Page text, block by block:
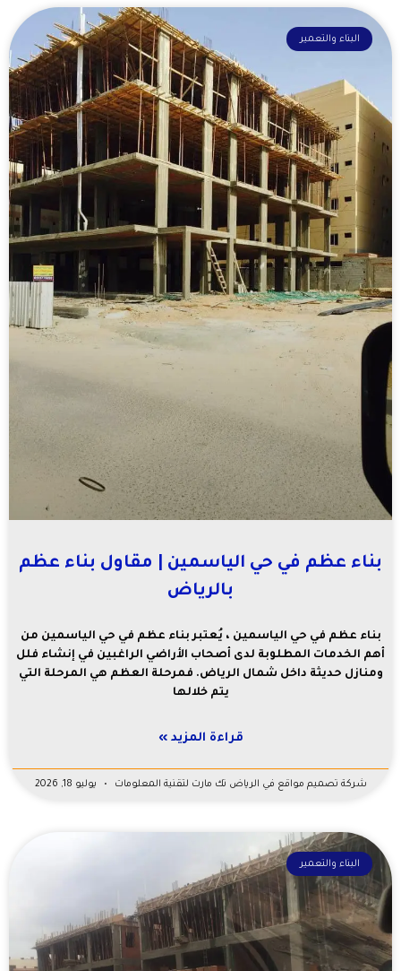
البناء والتعمير
بناء عظم في حي الياسمين | مقاول بناء عظم
بالرياض
بناء عظم في حي الياسمين ، يُعتبر بناء عظم في حي الياسمين من
أهم الخدمات المطلوبة لدى أصحاب الأراضي الراغبين في إنشاء فلل
ومنازل حديثة داخل شمال الرياض. فمرحلة العظم هي المرحلة التي
يتم خلالها
قراءة المزيد »
شركة تصميم مواقع في الرياض تك مارت لتقنية المعلومات يوليو 18, 2026
البناء والتعمير